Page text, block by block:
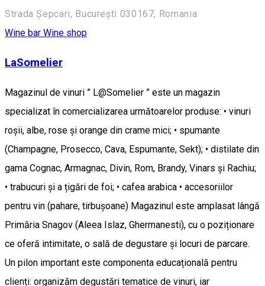
Strada Șepcari, București 030167, Romania
Wine bar Wine shop
LaSomelier
Magazinul de vinuri ” L@Somelier ” este un magazin
specializat în comercializarea următoarelor produse: • vinuri
roșii, albe, rose și orange din crame mici; • spumante
(Champagne, Prosecco, Cava, Espumante, Sekt); • distilate din
gama Cognac, Armagnac, Divin, Rom, Brandy, Vinars și Rachiu;
• trabucuri și a țigări de foi; • cafea arabica • accesoriilor
pentru vin (pahare, tirbușoane) Magazinul este amplasat lângă
Primăria Snagov (Aleea Islaz, Ghermanesti), cu o poziționare
ce oferă intimitate, o sală de degustare și locuri de parcare.
Un pilon important este componenta educațională pentru
clienți: organizăm degustări tematice de vinuri, iar